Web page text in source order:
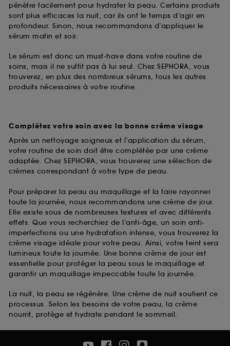
pénètre facilement pour hydrater la peau. Certains produits
sont plus efficaces la nuit, car ils ont le temps d’agir en
profondeur. Sinon, nous recommandons d’appliquer le
sérum matin et soir.
Le sérum est donc un must-have dans votre routine de
soins, mais il ne suffit pas à lui seul. Chez SEPHORA, vous
trouverez, en plus des nombreux sérums, tous les autres
produits nécessaires à votre routine.
Complétez votre soin avec la bonne crème visage
Après un nettoyage soigneux et l’application du sérum,
votre routine de soin doit être complétée par une crème
adaptée. Chez SEPHORA, vous trouverez une sélection de
crèmes correspondant à votre type de peau.
Pour préparer la peau au maquillage et la faire rayonner
toute la journée, nous recommandons une crème de jour.
Elle existe sous de nombreuses textures et avec différents
effets. Que vous recherchiez de l’anti-âge, un soin anti-
imperfections ou une hydratation intense, vous trouverez la
crème visage idéale pour votre peau. Ainsi, votre teint sera
lumineux toute la journée. Une bonne crème de jour est
essentielle pour protéger la peau sous le maquillage et
garantir un maquillage impeccable toute la journée.
La nuit, la peau se régénère. Une crème de nuit soutient ce
processus. Selon les besoins de votre peau, la crème
nourrit, protège et hydrate pendant le sommeil.